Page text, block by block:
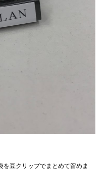
豆クリップでまとめて留めま